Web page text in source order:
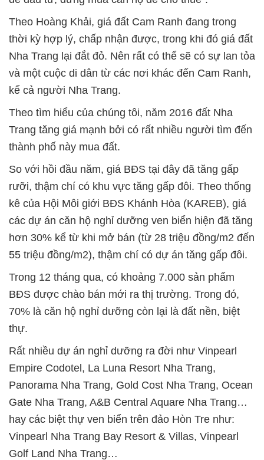
Theo Hoàng Khải, giá đất Cam Ranh đang trong
thời kỳ hợp lý, chấp nhận được, trong khi đó giá đất
Nha Trang lại đắt đỏ. Nên rất có thể sẽ có sự lan tỏa
và một cuộc di dân từ các nơi khác đến Cam Ranh,
kể cả người Nha Trang.
Theo tìm hiểu của chúng tôi, năm 2016 đất Nha
Trang tăng giá mạnh bởi có rất nhiều người tìm đến
thành phố này mua đất.
So với hồi đầu năm, giá BĐS tại đây đã tăng gấp
rưỡi, thậm chí có khu vực tăng gấp đôi. Theo thống
kê của Hội Môi giới BĐS Khánh Hòa (KAREB), giá
các dự án căn hộ nghỉ dưỡng ven biển hiện đã tăng
hơn 30% kể từ khi mở bán (từ 28 triệu đồng/m2 đến
55 triệu đồng/m2), thậm chí có dự án tăng gấp đôi.
Trong 12 tháng qua, có khoảng 7.000 sản phẩm
BĐS được chào bán mới ra thị trường. Trong đó,
70% là căn hộ nghỉ dưỡng còn lại là đất nền, biệt
thự.
Rất nhiều dự án nghỉ dưỡng ra đời như Vinpearl
Empire Codotel, La Luna Resort Nha Trang,
Panorama Nha Trang, Gold Cost Nha Trang, Ocean
Gate Nha Trang, A&B Central Aquare Nha Trang…
hay các biệt thự ven biển trên đảo Hòn Tre như:
Vinpearl Nha Trang Bay Resort & Villas, Vinpearl
Golf Land Nha Trang…